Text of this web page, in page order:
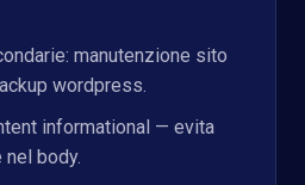
manutenzione sito
wordpress.
informational — evita
body.